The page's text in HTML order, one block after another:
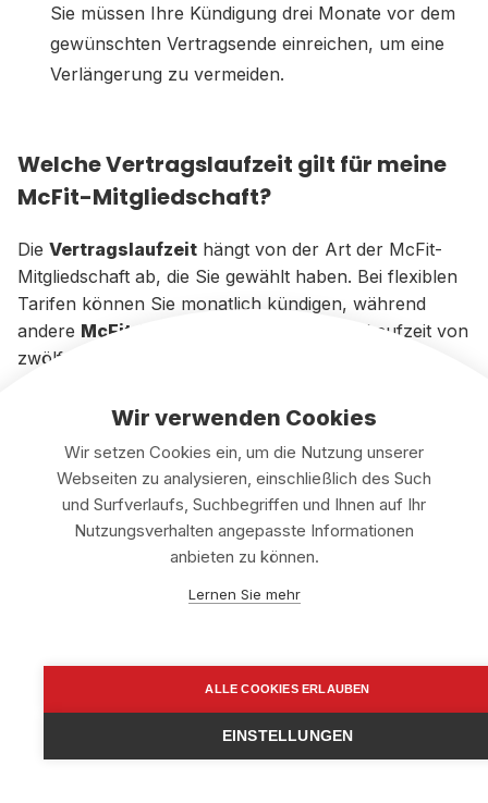
Sie müssen Ihre Kündigung drei Monate vor dem
gewünschten Vertragsende einreichen, um eine
Verlängerung zu vermeiden.
Welche Vertragslaufzeit gilt für meine
McFit-Mitgliedschaft?
Die Vertragslaufzeit hängt von der Art der McFit-
Mitgliedschaft ab, die Sie gewählt haben. Bei flexiblen
Tarifen können Sie monatlich kündigen, während
andere McFit-Mitgliedschaften
oft eine Laufzeit von
zwölf Monaten oder mehr haben.
zu kennen, um die Kündigungsfrist korrekt
einzuhalten undProblemenbei der
Vertragsbeendigung vorzubeugen. Beachten Sie, dass
eine dreimonatige Kündigungsfrist für die meisten
Verträge gilt. Schauen Sie in Ihren Vertragsunterlagen
nach, wie lange dieVertragslaufzeit
Wir verwenden Cookies
Wir setzen Cookies ein, um die Nutzung unserer
Webseiten zu analysieren, einschließlich des Such
und Surfverlaufs, Suchbegriffen und Ihnen auf Ihr
Nutzungsverhalten angepasste Informationen
anbieten zu können.
Lernen Sie mehr
ALLE COOKIES ERLAUBEN
EINSTELLUNGEN